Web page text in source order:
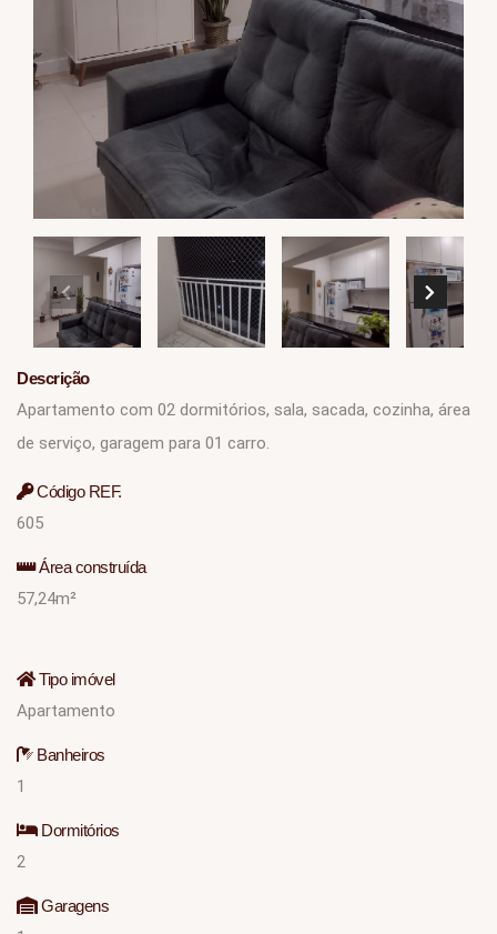
Descrição
Apartamento com 02 dormitórios, sala, sacada, cozinha, área
de serviço, garagem para 01 carro.
Código REF.
605
Área construída
57,24m²
Tipo imóvel
Apartamento
Banheiros
1
Dormitórios
2
Garagens